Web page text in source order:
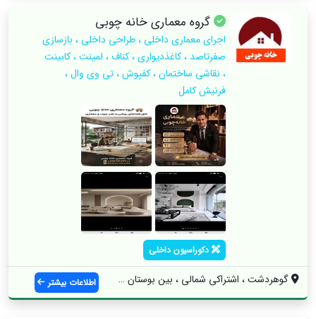
گروه‌ معماری خانه چوبی
اجرای معماری داخلی ، طراحی داخلی ، بازسازی
صفرتاصد ، کاغذدیواری ، کناف ، لمینت ، کابینت
، نقاشی ساختمان ، کفپوش ، تی وی وال ،
فرنیش کامل
دکوراسیون داخلی
گوهردشت ، اشتراکی شمالی ، بین بوستان 18 ... اطلاعات بیشتر